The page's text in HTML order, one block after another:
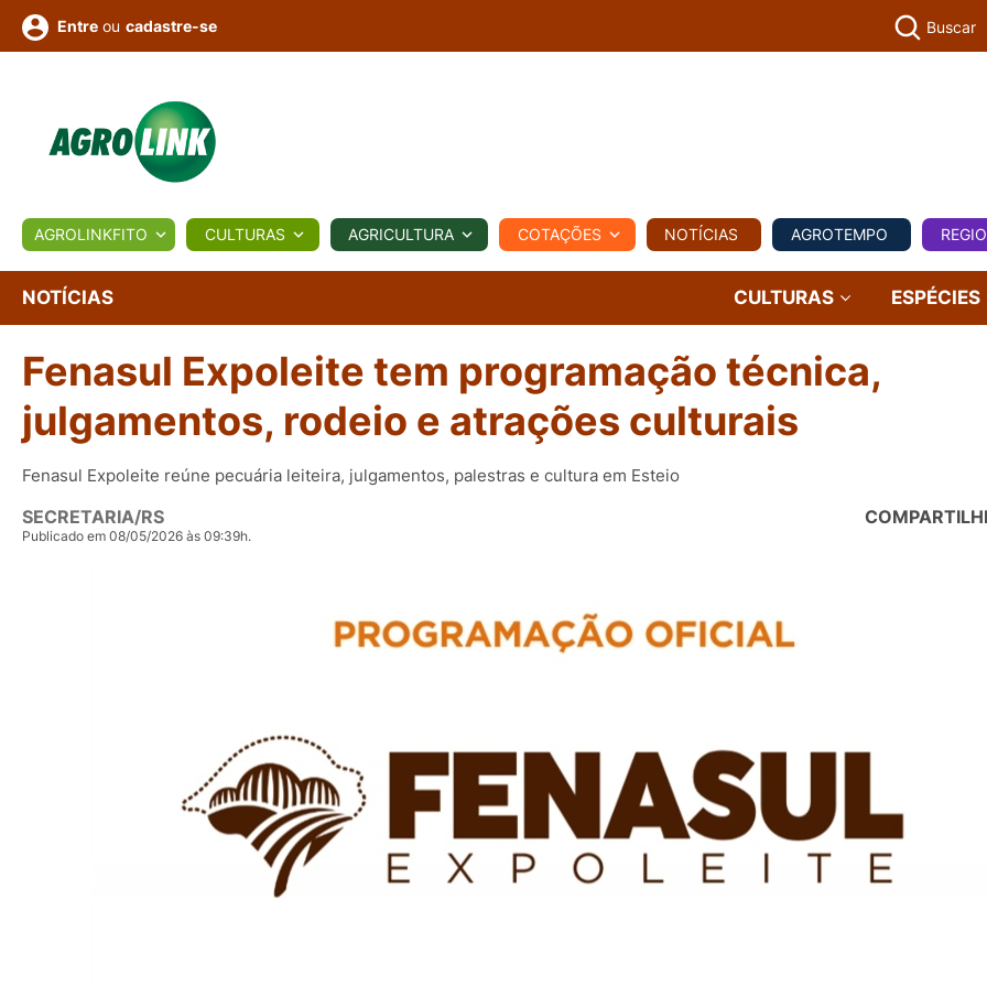
BIOLÓGICOS COTAÇÕES NOTÍCIAS AGROTEMPO REGIONAL COMERCIAL AGROVIAGENS
Conversor Colunistas Eventos
Fotos
e
Vídeos
Entre ou cadastre-se Buscar
AGROLINKFITO CULTURAS AGRICULTURA COTAÇÕES NOTÍCIAS AGROTEMPO
NOTÍCIAS CULTURAS ESPÉCIES
Fenasul Expoleite tem programação técnica,
julgamentos, rodeio e atrações culturais
Fenasul Expoleite reúne pecuária leiteira, julgamentos, palestras e cultura em Esteio
SECRETARIA/RS
Publicado em 08/05/2026 às 09:39h.